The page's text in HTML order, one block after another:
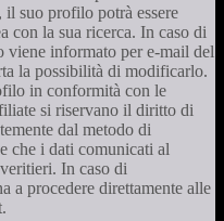
suo profilo potrà essere
con la sua ricerca. In caso di
informato per e-mail del
la possibilità di modificarlo.
in conformità con le
si riservano il diritto di
dal metodo di
che i dati comunicati al
In caso di
a procedere direttamente alle